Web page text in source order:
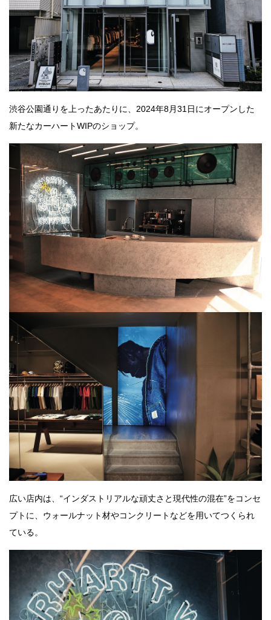
渋谷公園通りを上ったあたりに、2024年8月31日にオープンした
新たなカーハートWIPのショップ。
広い店内は、“インダストリアルな頑丈さと現代性の混在”をコンセ
プトに、ウォールナット材やコンクリートなどを用いてつくられ
ている。